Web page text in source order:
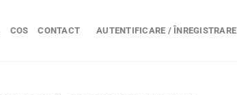
COS CONTACT AUTENTIFICARE / ÎNREGISTRARE